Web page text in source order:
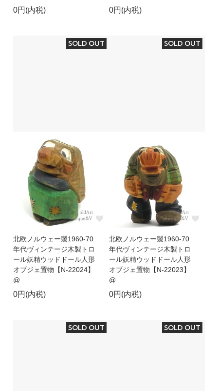
0円(内税) 0円(内税)
SOLD OUT
北欧ノルウェー製1960-70
年代ヴィンテージ木製トロ
ール妖精ウッドドール人形
オブジェ置物【N-22024】
@
0円(内税)
SOLD OUT
北欧ノルウェー製1960-70
年代ヴィンテージ木製トロ
ール妖精ウッドドール人形
オブジェ置物【N-22023】
@
0円(内税)
SOLD OUT SOLD OUT